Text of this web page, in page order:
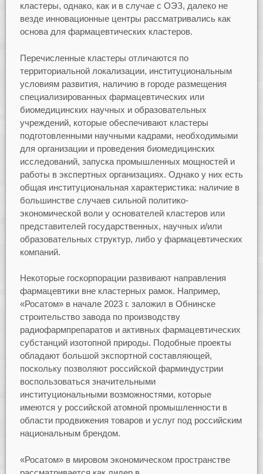
кластеры, однако, как и в случае с ОЭЗ, далеко не
везде инновационные центры рассматривались как
основа для фармацевтических кластеров.
Перечисленные кластеры отличаются по
территориальной локализации, институциональным
условиям развития, наличию в городе размещения
специализированных фармацевтических или
биомедицинских научных и образовательных
учреждений, которые обеспечивают кластеры
подготовленными научными кадрами, необходимыми
для организации и проведения биомедицинских
исследований, запуска промышленных мощностей и
работы в экспертных организациях. Однако у них есть
общая институциональная характеристика: наличие в
большинстве случаев сильной политико-
экономической воли у основателей кластеров или
представителей государственных, научных и/или
образовательных структур, либо у фармацевтических
компаний.
Некоторые госкорпорации развивают направления
фармацевтики вне кластерных рамок. Например,
«Росатом» в начале 2023 г. заложил в Обнинске
строительство завода по производству
радиофармпрепаратов и активных фармацевтических
субстанций изотопной природы. Подобные проекты
обладают большой экспортной составляющей,
поскольку позволяют российской фарминдустрии
воспользоваться значительными
институциональными возможностями, которые
имеются у российской атомной промышленности в
области продвижения товаров и услуг под российским
национальным брендом.
«Росатом» в мировом экономическом пространстве